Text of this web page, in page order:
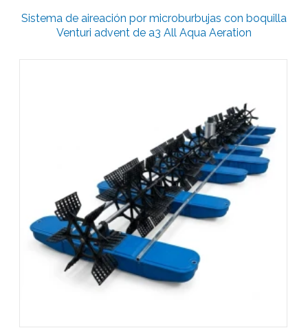
Sistema de aireación por microburbujas con boquilla
Venturi advent de a3 All Aqua Aeration